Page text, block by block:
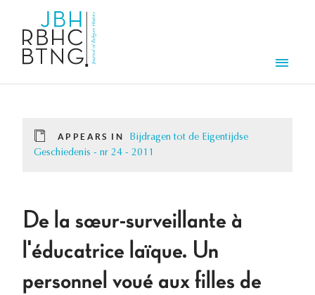
APPEARS IN
Bijdragen tot de Eigentijdse
Geschiedenis - nr 24 - 2011
De la sœur-surveillante à
l'éducatrice laïque. Un
personnel voué aux filles de